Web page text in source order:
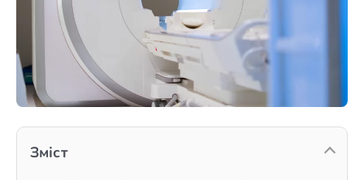
Зміст